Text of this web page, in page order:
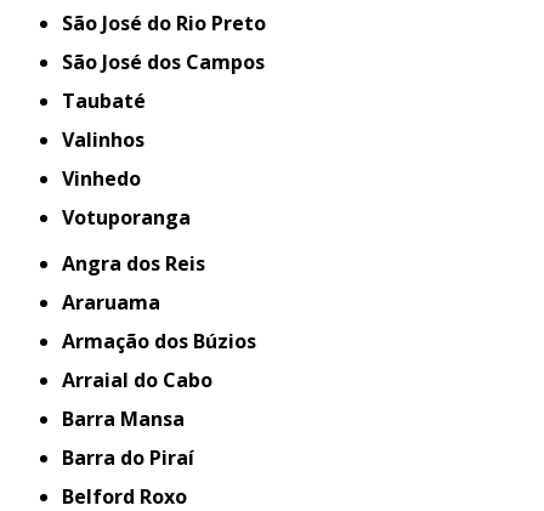
São José do Rio Preto
São José dos Campos
Taubaté
Valinhos
Vinhedo
Votuporanga
Angra dos Reis
Araruama
Armação dos Búzios
Arraial do Cabo
Barra Mansa
Barra do Piraí
Belford Roxo